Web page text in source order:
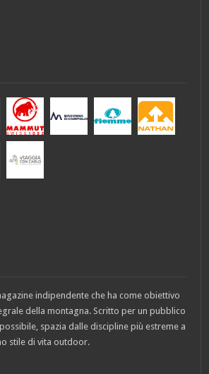
indipendente che ha come obiettivo
della montagna. Scritto per un pubblico
spazia dalle discipline più estreme a
stile di vita outdoor.